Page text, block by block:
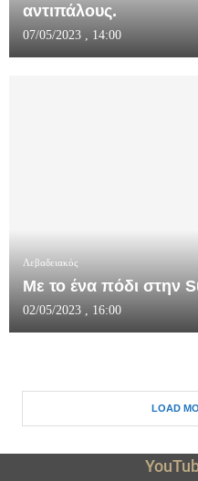
αντιπάλους.
07/05/2023 , 14:00
Λεβαδειακός
Με το ένα πόδι στην
02/05/2023 , 16:00
LOAD